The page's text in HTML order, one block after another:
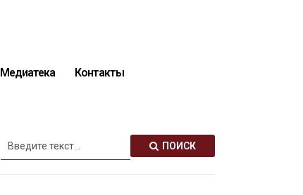
Медиатека Контакты
ПОИСК